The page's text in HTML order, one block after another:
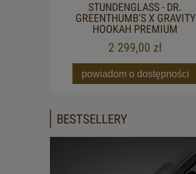
STUNDENGLASS - DR.
GREENTHUMB'S X GRAVITY
HOOKAH PREMIUM
2 299,00 zł
powiadom o dostępności
BESTSELLERY